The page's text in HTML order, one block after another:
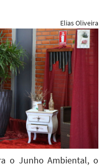
E-
mail
Elias Oliveira
o Junho Ambiental, o